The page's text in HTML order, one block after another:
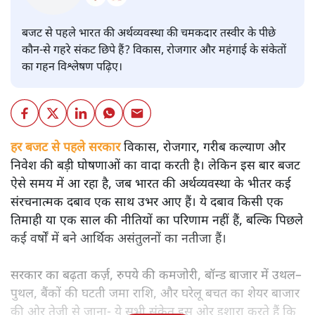
शीतल पी. सिंह
बजट से पहले भारत की अर्थव्यवस्था की चमकदार तस्वीर के पीछे
कौन-से गहरे संकट छिपे हैं? विकास, रोजगार और महंगाई के संकेतों
का गहन विश्लेषण पढ़िए।